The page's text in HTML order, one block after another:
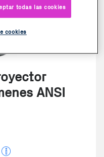
ANSI
todas las cookies
cookies